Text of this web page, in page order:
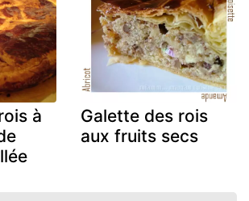
à
Galette des rois
aux fruits secs